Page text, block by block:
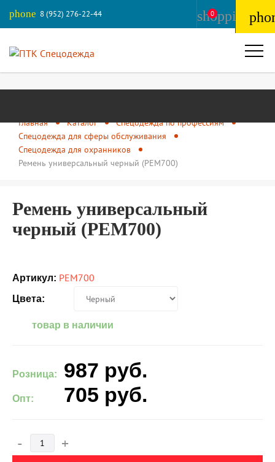
phone 8 (952) 276-22-44 0
Главная Каталог
Спецодежда по профессиям
Спецодежда для сферы обслуживания
Спецодежда для охранников
Ремень универсальный черный (РЕМ700)
Ремень универсальный
черный (РЕМ700)
Артикул: РЕМ700
Цвета:
товар в наличии
Розница: 987 руб.
Опт: 705 руб.
- +